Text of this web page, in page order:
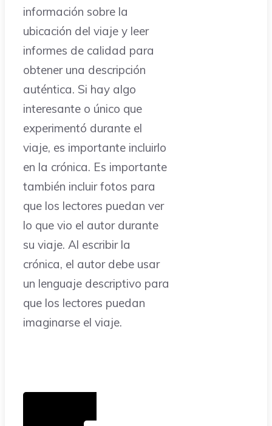
información sobre la
ubicación del viaje y leer
informes de calidad para
obtener una descripción
auténtica. Si hay algo
interesante o único que
experimentó durante el
viaje, es importante incluirlo
en la crónica. Es importante
también incluir fotos para
que los lectores puedan ver
lo que vio el autor durante
su viaje. Al escribir la
crónica, el autor debe usar
un lenguaje descriptivo para
que los lectores puedan
imaginarse el viaje.